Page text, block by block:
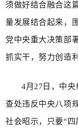
须做好结合融合这
量发展结合起来，
党中央重大决策部
抓实干，努力创造
4月27日，中
查处违反中央八项
社会昭示，只要“